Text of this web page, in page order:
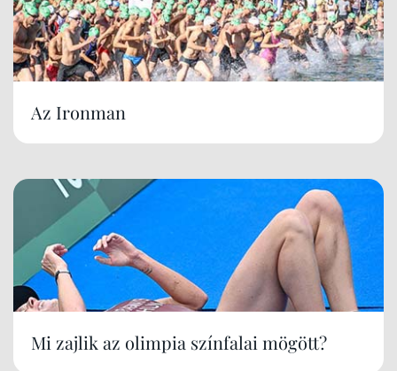
Az Ironman
Mi zajlik az olimpia színfalai mögött?